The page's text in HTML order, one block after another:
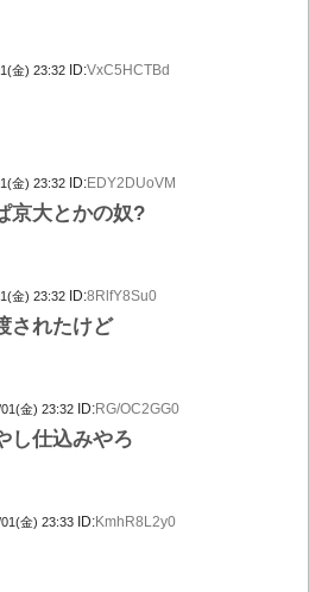
金) 23:32 ID:VxC5HCTBd
金) 23:32 ID:EDY2DUoVM
京大とかの奴?
金) 23:32 ID:8RlfY8Su0
されたけど
金) 23:32 ID:RG/OC2GG0
し仕込みやろ
金) 23:33 ID:KmhR8L2y0